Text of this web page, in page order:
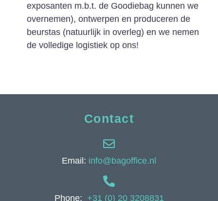
exposanten m.b.t. de Goodiebag kunnen we
overnemen), ontwerpen en produceren de
beurstas (natuurlijk in overleg) en we nemen
de volledige logistiek op ons!
Contact
Email: info@bagoffice.nl
Phone: +31 (0) 20 3208831